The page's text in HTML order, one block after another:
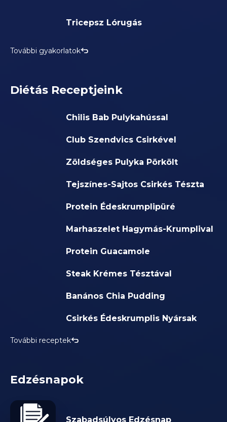
Tricepsz Lórugás
További gyakorlatok
Diétás Receptjeink
Chilis Bab Pulykahússal
Club Szendvics Csirkével
Zöldséges Pulyka Pörkölt
Tejszínes-Sajtos Csirkés Tészta
Protein Édeskrumplipüré
Marhaszelet Hagymás-Krumplival
Protein Guacamole
Steak Krémes Tésztával
Banános Chia Pudding
Csirkés Édeskrumplis Nyársak
További receptek
Edzésnapok
Szabadsúlyos Edzésnap